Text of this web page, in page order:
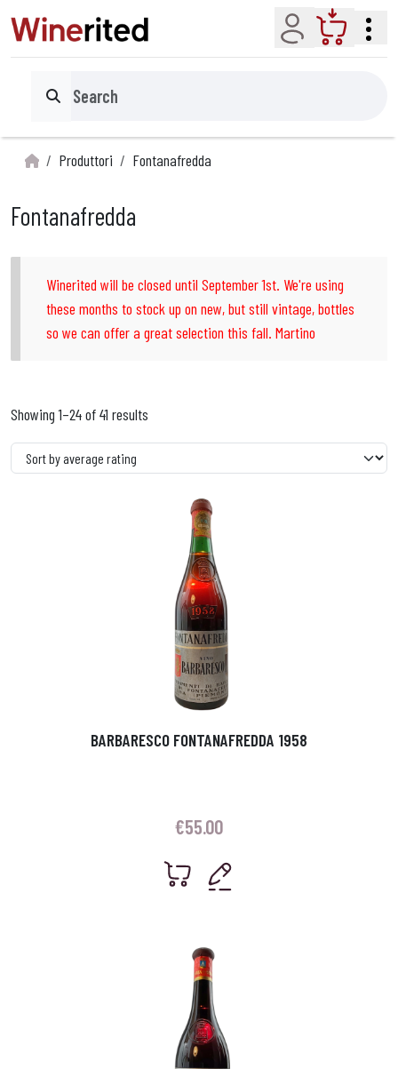
Account Cart
Search
Produttori Fontanafredda
Fontanafredda
Winerited will be closed until September 1st. We're using
these months to stock up on new, but still vintage, bottles
so we can offer a great selection this fall. Martino
Showing 1–24 of 41 results
BARBARESCO FONTANAFREDDA 1958
€55.00